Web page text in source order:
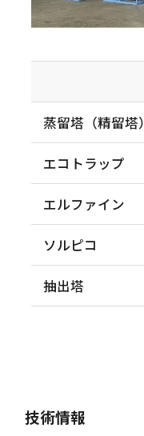
蒸留塔（精留塔）
エコトラップ
エルファイン
ソルピコ
抽出塔
技術情報